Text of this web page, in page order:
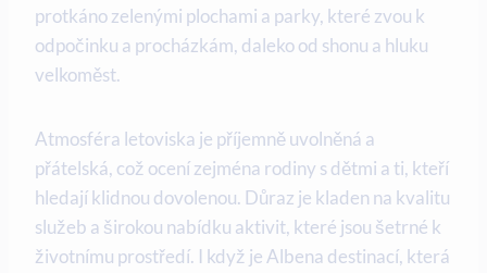
protkáno zelenými plochami a parky, které zvou k
odpočinku a procházkám, daleko od shonu a hluku
velkoměst.
Atmosféra letoviska je příjemně uvolněná a
přátelská, což ocení zejména rodiny s dětmi a ti, kteří
hledají klidnou dovolenou. Důraz je kladen na kvalitu
služeb a širokou nabídku aktivit, které jsou šetrné k
životnímu prostředí. I když je Albena destinací, která